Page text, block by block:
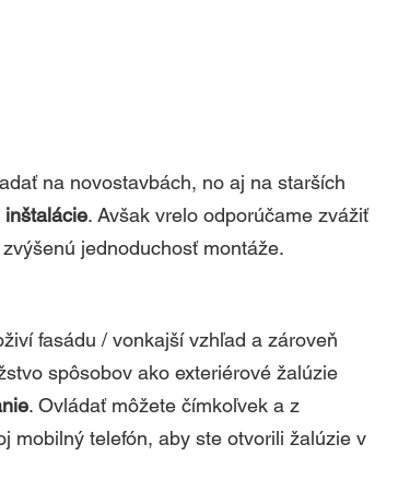
na novostavbách, no aj na starších
inštalácie. Avšak vrelo odporúčame zvážiť
jednoduchosť montáže.
fasádu / vonkajší vzhľad a zároveň
spôsobov ako exteriérové žalúzie
. Ovládať môžete čímkoľvek a z
mobilný telefón, aby ste otvorili žalúzie v